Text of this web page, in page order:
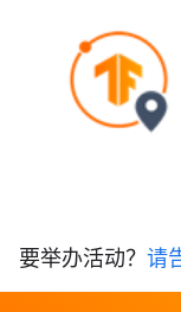
要举办活动？ 请